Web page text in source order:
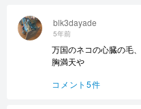
blk3dayade
5年前
万国のネコの心臓の毛
胸満天や
コメント5件